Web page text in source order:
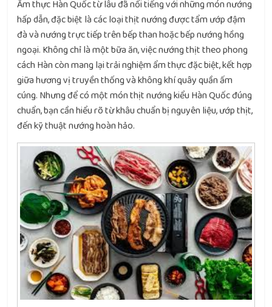
Ẩm thực Hàn Quốc từ lâu đã nổi tiếng với những món nướng
hấp dẫn, đặc biệt là các loại thịt nướng được tẩm ướp đậm
đà và nướng trực tiếp trên bếp than hoặc bếp nướng hồng
ngoại. Không chỉ là một bữa ăn, việc nướng thịt theo phong
cách Hàn còn mang lại trải nghiệm ẩm thực đặc biệt, kết hợp
giữa hương vị truyền thống và không khí quây quần ấm
cúng. Nhưng để có một món thịt nướng kiểu Hàn Quốc đúng
chuẩn, bạn cần hiểu rõ từ khâu chuẩn bị nguyên liệu, ướp thịt,
đến kỹ thuật nướng hoàn hảo.